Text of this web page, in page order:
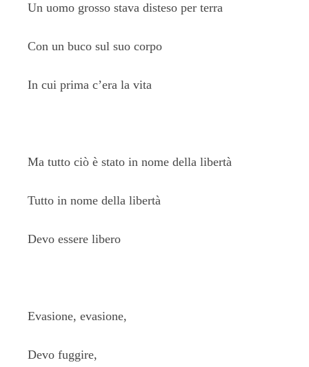
Un uomo grosso stava disteso per terra
Con un buco sul suo corpo
In cui prima c’era la vita
Ma tutto ciò è stato in nome della libertà
Tutto in nome della libertà
Devo essere libero
Evasione, evasione,
Devo fuggire,